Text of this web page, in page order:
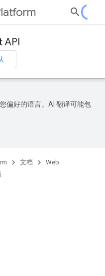
API
偏好的语言。AI 翻译可能包
文档
Web